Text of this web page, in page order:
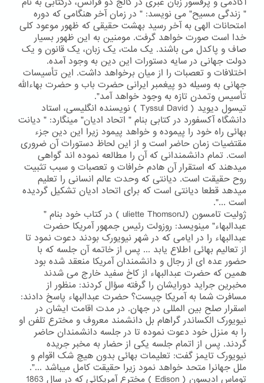
" زندگی مسیح" می نویسد: " در زمان آخر هنگامی که دوره
امتحانات الهی به آخر رسید بهشت حقیقی که ظهور موعود کلی
خدا است صورت خواهد گرفت. مومنین به این ظهور بسیار
صاف و پاکدل می باشند. یک ملت، یک زبان، یک قانون و یک
دولت جهانی در سایه دستورات این دین به وجود آمده.
اختلافات و تعصبات را از میان برخواهد داشت. این تأسیسات
جهانی به وسیله دو پیغمبر ایرانی حضرت باب و حضرت بهاءالله
تأسیس وتمدن تازه به وجود خواهد آمد".
تیسول دیوید ( Tyssul David ) نویسنده انگلیسی، استاد
دانشگاه آکسفورد در کتابی بنام " اتحاد ادیان" مینگارد: " دیانت
بهائی راه خود را پیموده و خواهد پیمود زیرا این دین جزء
مقتضیات زمان حاضر است و از این لحاظ دستورات آن ضروری
است. تمام دانشمندانی که آن را مطالعه نموده اند گواهی
میدهند که استقرار آن هادم خرافات و تعصبات و سبب تثبیت
روح حقیقت است. دیانتی که وحدت عالم انسانی را تعلیم
میدهد قطعا دیانتی است که برای اتحاد ادیان تشکیل گردیده
است ...".
ژولیت تامسون (uliette ThomsonJ ) در کتاب خود بنام "
عبدالبهاء" مینویسد: روزولت رئیس جمهور آمریکا حضرت
عبدالبهاء را در ایامی که در شهر نیویورک بودند دعوت نمود تا
از تعالیم بهائی اطلاع یابد ... پس از خاتمه آن جلسه که با
حضور عده ای از رجال و دانشمندان آمریکا منعقد شده بود
همین که حضرت عبدالبهاء از کاخ سفید خارج می شدند
مخبرین جراید دورایشان را گرفته سؤال کردند: منظور از
مسافرت شما به آمریکا چیست؟ حضرت عبدالبهاء پاسخ دادند:
اسقرار صلح بین المللی در جهان. در مدت اقامت ایشان در
نیویورک الکساندر گراهام بل دانشمند معروف و مخترع تلفن او
را به منزل خود دعوت نموده تا در جلسه دانشمندان حاضر
گردند. پس از اتمام جلسه یکی از حضار به مخبر جریده
نیویورک تایمز گفت: تعلیمات بهائی بدون هیچ شک اقوام و
ملل جهانرا متحد خواهد نمود زیرا حقیقت کامل میباشد ...".
توماس ادیسون ( Edison ) مخترع آمریکائی که در سال 1863